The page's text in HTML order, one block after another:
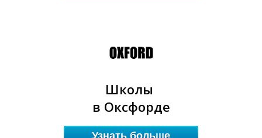
Школы
в Оксфорде
Узнать больше